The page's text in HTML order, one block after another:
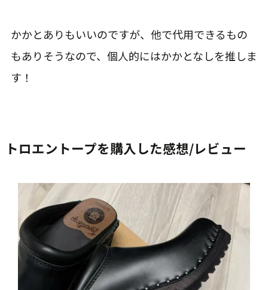
かかとありもいいのですが、他で代用できるもの
もありそうなので、個人的にはかかとなしを推しま
す！
トロエントープを購入した感想/レビュー